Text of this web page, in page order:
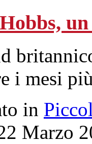
i mesi
in
Marzo